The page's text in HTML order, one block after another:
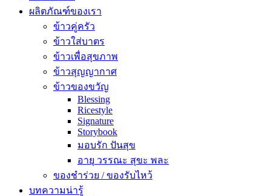
ผลิตภัณฑ์ของเรา
ข้าวคู่ครัว
ข้าวใส่บาตร
ข้าวเพื่อสุขภาพ
ข้าวสุญญากาศ
ข้าวของขวัญ
Blessing
Ricestyle
Signature
Storybook
มอบรัก ปันสุข
อายุ วรรณะ สุขะ พละ
ของชำร่วย / ของรับไหว้
บทความน่ารู้